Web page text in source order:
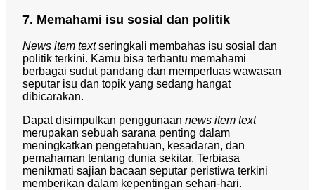
7. Memahami isu sosial dan politik
News item textseringkali membahas isu sosial dan
politik terkini. Kamu bisa terbantu memahami
berbagai sudut pandang dan memperluas wawasan
seputar isu dan topik yang sedang hangat
dibicarakan.
Dapat disimpulkan penggunaan news item text
merupakan sebuah sarana penting dalam
meningkatkan pengetahuan, kesadaran, dan
pemahaman tentang dunia sekitar. Terbiasa
menikmati sajian bacaan seputar peristiwa terkini
memberikan dalam kepentingan sehari-hari.